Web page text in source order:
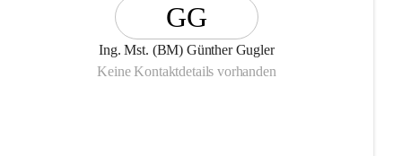
GG
Ing. Mst. (BM) Günther Gugler
Keine Kontaktdetails vorhanden